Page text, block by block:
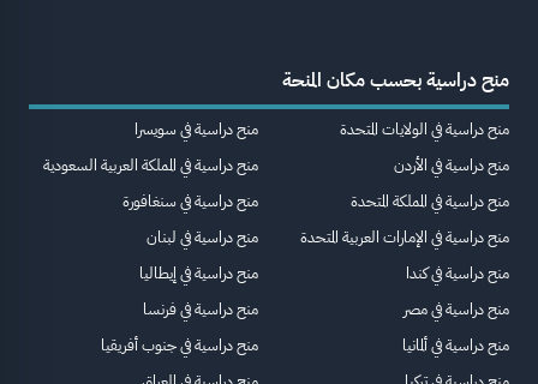
منح دراسية بحسب مكان المنحة
منح دراسية في الولايات المتحدة
منح دراسية في الأردن
منح دراسية في المملكة المتحدة
منح دراسية في الإمارات العربية المتحدة
منح دراسية في كندا
منح دراسية في مصر
منح دراسية في ألمانيا
منح دراسية في سويسرا
منح دراسية في المملكة العربية السعودية
منح دراسية في سنغافورة
منح دراسية في لبنان
منح دراسية في إيطاليا
منح دراسية في فرنسا
منح دراسية في جنوب أفريقيا